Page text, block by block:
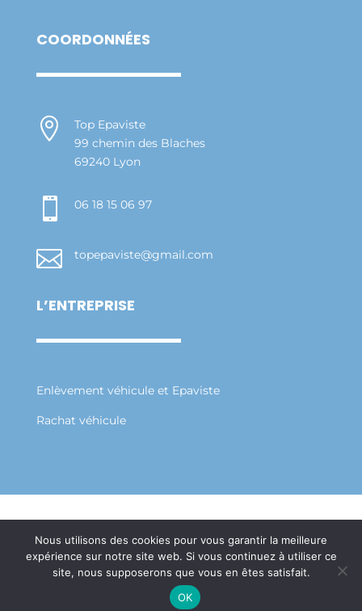
COORDONNÉES

Top Epaviste
99 chemin des Blaches
69240 Lyon
 06 18 15 06 97
 topepaviste@gmail.com
L’ENTREPRISE
Enlèvement véhicule et Epaviste
Rachat véhicule
Plan du Site
Création Site Internet Saint-Etienne | WEBILIKO
|
Nous utilisons des cookies pour vous garantir la meilleure
expérience sur notre site web. Si vous continuez à utiliser ce
site, nous supposerons que vous en êtes satisfait.
OK